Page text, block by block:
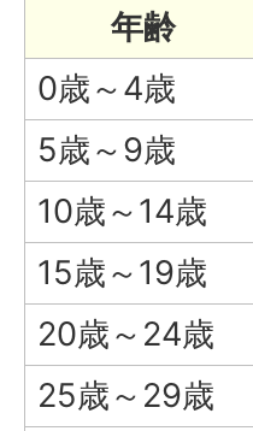
年齢
0歳～4歳
5歳～9歳
10歳～14歳
15歳～19歳
20歳～24歳
25歳～29歳